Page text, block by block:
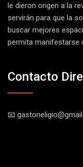
le dieron origen a la
servirán para que la
buscar mejores
permita manifestarse
Contacto
📧